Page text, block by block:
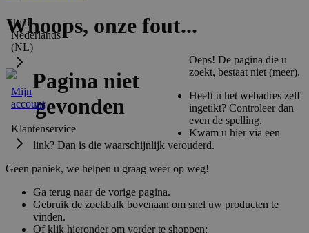
Taal:
Nederlands
(NL)
Mijn
account
Klantenservice
Whoops, onze fout...
Oeps! De pagina die u
zoekt, bestaat niet (meer).
Heeft u het webadres zelf
ingetikt? Controleer dan
even de spelling.
Kwam u hier via een
link? Dan is die waarschijnlijk verouderd.
Geen paniek, we helpen u graag weer op weg!
Ga terug naar de vorige pagina.
Gebruik de zoekbalk bovenaan om snel uw producten te
vinden.
Of klik hieronder om verder te shoppen: